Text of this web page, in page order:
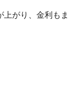
上がり、金利もま